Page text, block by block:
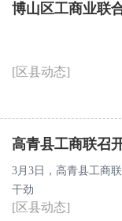
博山区工商业联
[区县动态]
高青县工商联召
3月3日，高青县工商
干劲
[区县动态]